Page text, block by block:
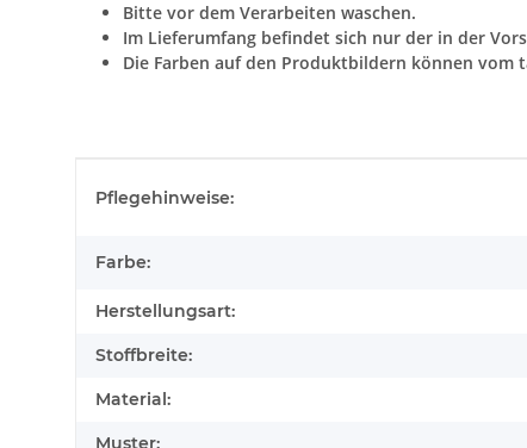
Bitte vor dem Verarbeiten waschen.
Im Lieferumfang befindet sich nur der in der
Die Farben auf den Produktbildern können vom
Pflegehinweise:
Farbe:
Herstellungsart:
Stoffbreite:
Material: